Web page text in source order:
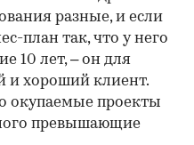
разные, и если
план так, что у него
10 лет, – он для
и хороший клиент.
окупаемые проекты
превышающие